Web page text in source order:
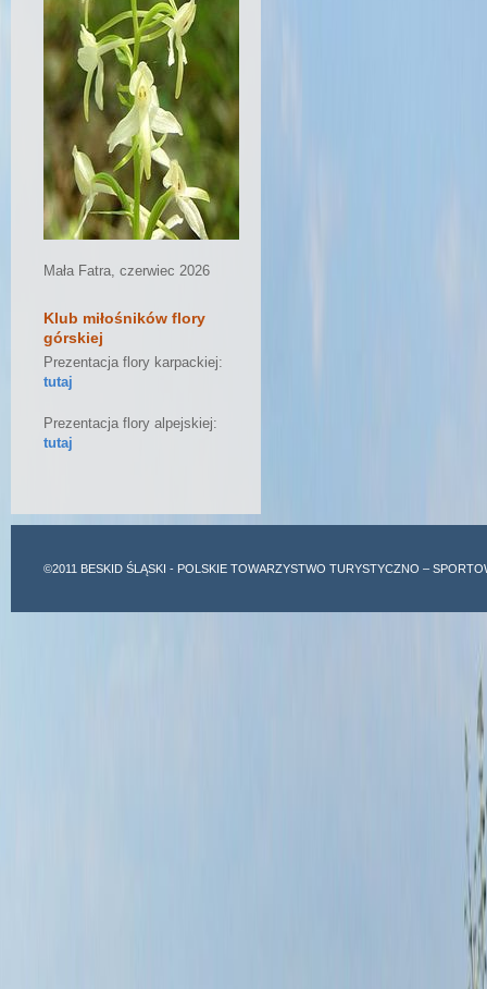
Mała Fatra, czerwiec 2026
Klub miłośników flory
górskiej
Prezentacja flory karpackiej:
tutaj
Prezentacja flory alpejskiej:
tutaj
©2011 BESKID ŚLĄSKI - POLSKIE TOWARZYSTWO TURYSTYCZNO –